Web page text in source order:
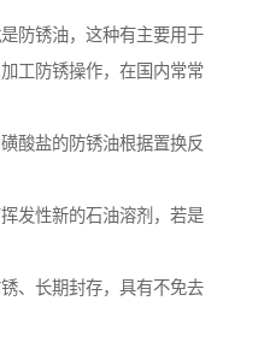
防锈油，这种有主要用于
工防锈操作，在国内常常
酸盐的防锈油根据置换反
发性新的石油溶剂，若是
、长期封存，具有不免去